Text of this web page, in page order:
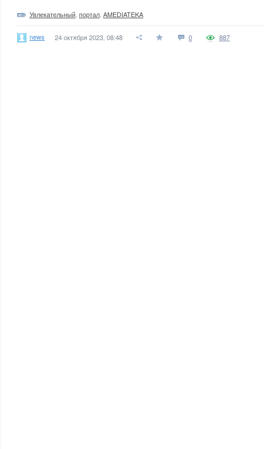
Увлекательный портал AMEDIATEKA
news 24 октября 2023, 08:48 0 887